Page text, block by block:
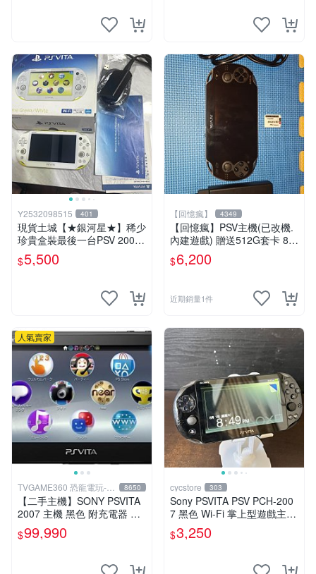
Y2532098515 401
現貨土城【★銀河星★】稀少
珍貴盒裝最後一台PSV 2000
主機.PSV2000 品質保證日版
可轉換中文
$5,500
【回憶瘋】 4349
【回憶瘋】PSV主機(已改機.
內建遊戲) 贈送512G套卡 8成
5新 1000型
$6,200
近期銷量1件
人氣賣家
TVGAME360 恐龍電玩-台
中店
8650
【二手主機】SONY PSVITA
2007 主機 黑色 附充電器 US
B傳輸線 PS VITA PSV【台中
恐龍電玩】
$99,990
cycstore 303
Sony PSVITA PSV PCH-200
7 黑色 Wi-Fi 掌上型遊戲主機
輕薄版 OLED後繼機 收藏熱
門
$3,250